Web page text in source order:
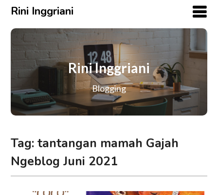
Rini Inggriani
Rini Inggriani
Blogging
Tag:tantangan mamah Gajah
Ngeblog Juni 2021